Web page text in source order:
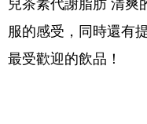
兒茶素代謝脂肪 清爽
服的感受，同時還有
最受歡迎的飲品！